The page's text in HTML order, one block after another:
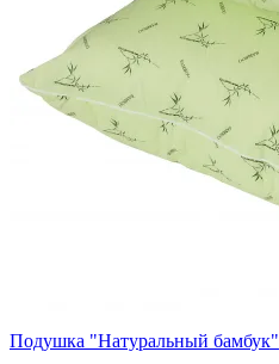
Подушка "Натуральный бамбук"